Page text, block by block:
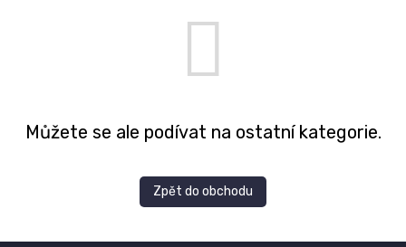
Můžete se ale podívat na ostatní kategorie.
Zpět do obchodu